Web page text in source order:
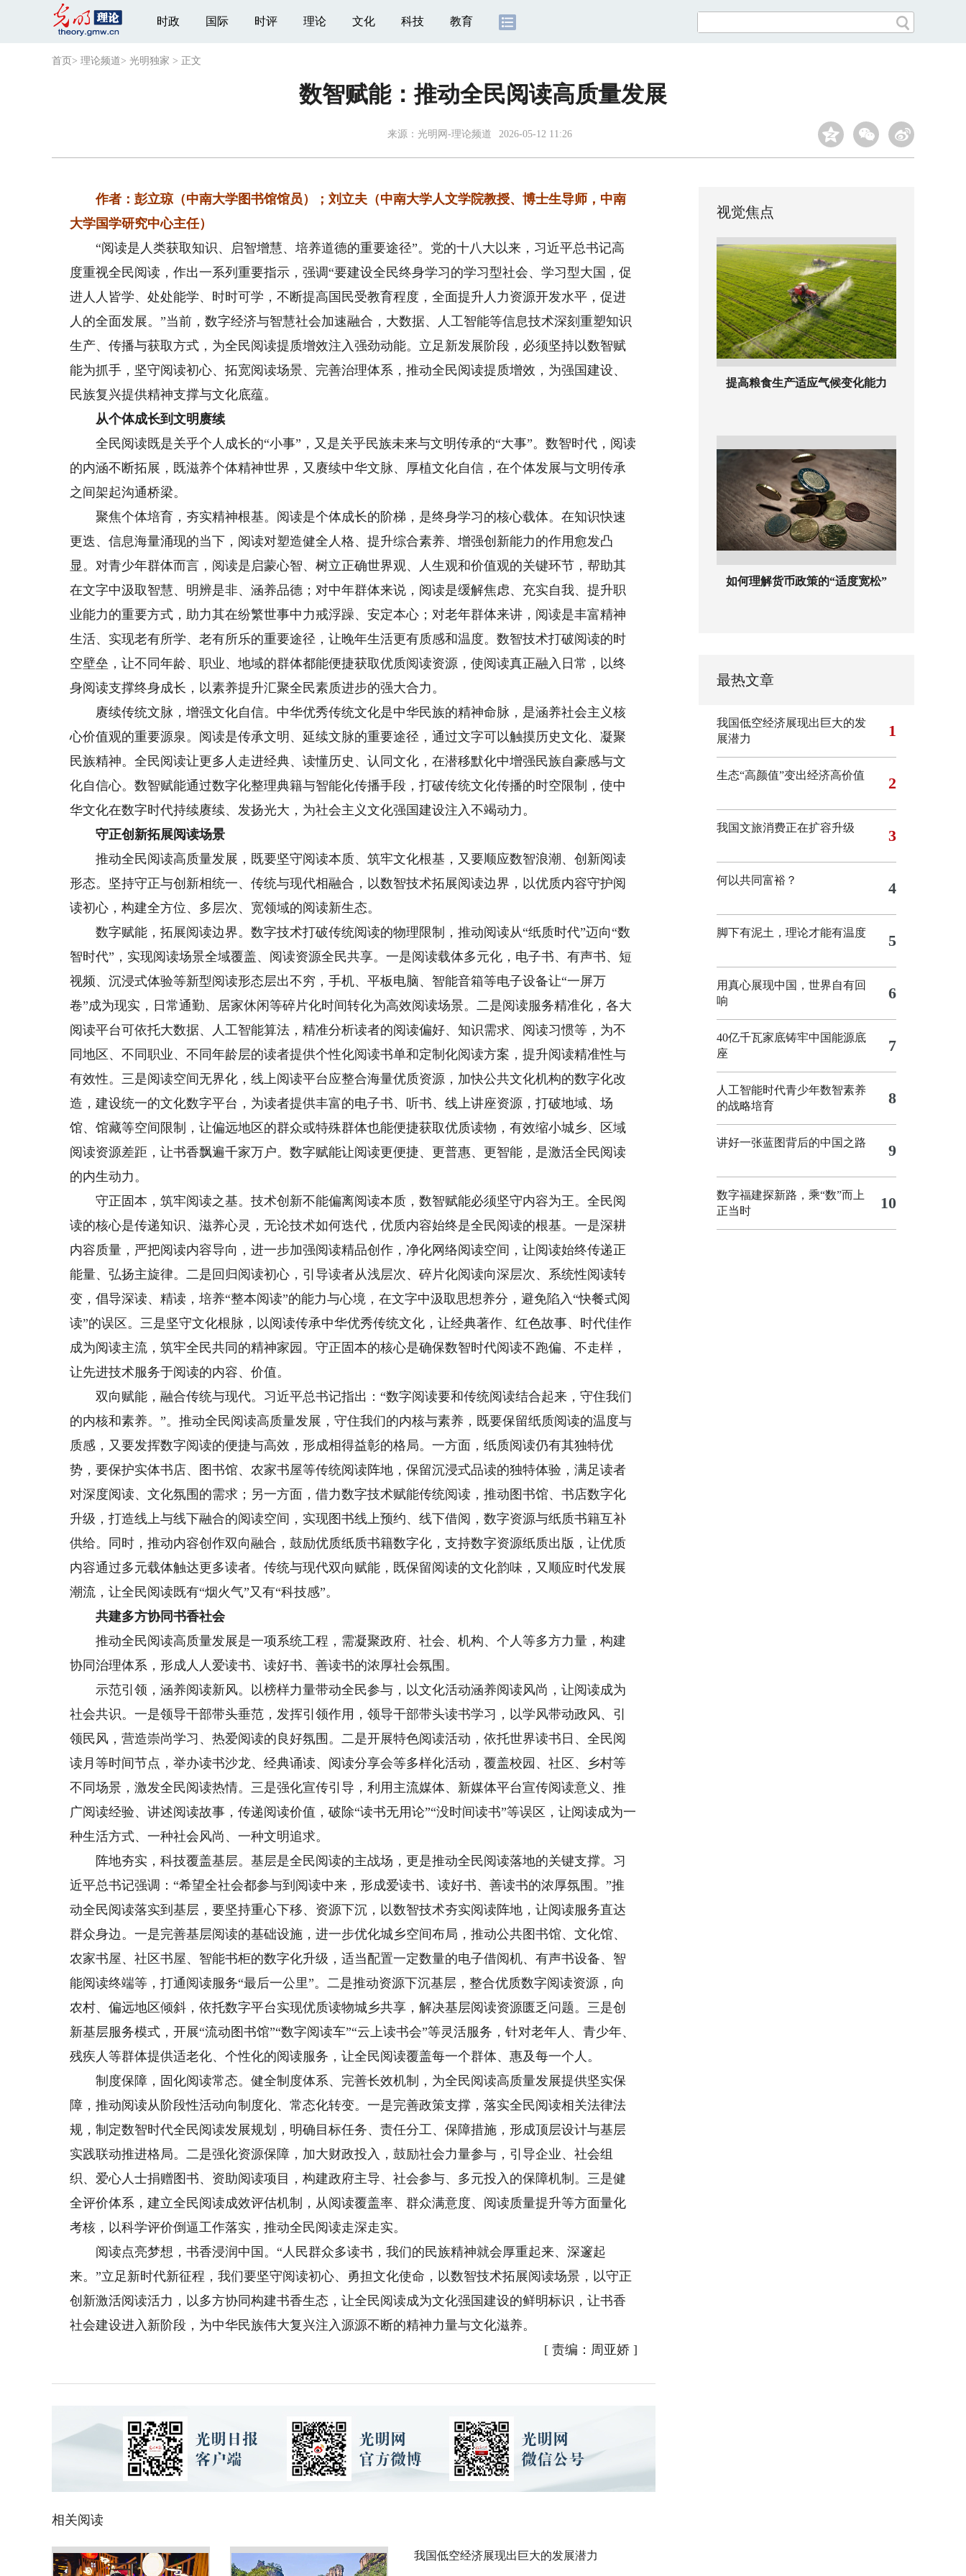
时政 国际 时评 理论 文化 科技 教育
首页 > 理论频道> 光明独家 > 正文
数智赋能：推动全民阅读高质量发展
来源： 光明网-理论频道 2026-05-12 11:26
作者：彭立琼（中南大学图书馆馆员）；刘立夫（中南大学人文学院教授、博士生导师，中南
大学国学研究中心主任）
“阅读是人类获取知识、启智增慧、培养道德的重要途径”。党的十八大以来，习近平总书记高
度重视全民阅读，作出一系列重要指示，强调“要建设全民终身学习的学习型社会、学习型大国，促
进人人皆学、处处能学、时时可学，不断提高国民受教育程度，全面提升人力资源开发水平，促进
人的全面发展。”当前，数字经济与智慧社会加速融合，大数据、人工智能等信息技术深刻重塑知识
生产、传播与获取方式，为全民阅读提质增效注入强劲动能。立足新发展阶段，必须坚持以数智赋
能为抓手，坚守阅读初心、拓宽阅读场景、完善治理体系，推动全民阅读提质增效，为强国建设、
民族复兴提供精神支撑与文化底蕴。
从个体成长到文明赓续
全民阅读既是关乎个人成长的“小事”，又是关乎民族未来与文明传承的“大事”。数智时代，阅读
的内涵不断拓展，既滋养个体精神世界，又赓续中华文脉、厚植文化自信，在个体发展与文明传承
之间架起沟通桥梁。
聚焦个体培育，夯实精神根基。阅读是个体成长的阶梯，是终身学习的核心载体。在知识快速
更迭、信息海量涌现的当下，阅读对塑造健全人格、提升综合素养、增强创新能力的作用愈发凸
显。对青少年群体而言，阅读是启蒙心智、树立正确世界观、人生观和价值观‌的关键环节，帮助其
在文字中汲取智慧、明辨是非、涵养品德；对中年群体来说，阅读是缓解焦虑、充实自我、提升职
业能力的重要方式，助力其在纷繁世事中力戒浮躁、安定本心；对老年群体来讲，阅读是丰富精神
生活、实现老有所学、老有所乐的重要途径，让晚年生活更有质感和温度。数智技术打破阅读的时
空壁垒，让不同年龄、职业、地域的群体都能便捷获取优质阅读资源，使阅读真正融入日常，以终
身阅读支撑终身成长，以素养提升汇聚全民素质进步的强大合力。
赓续传统文脉，增强文化自信。中华优秀传统文化是中华民族的精神命脉，是涵养社会主义核
心价值观的重要源泉。阅读是传承文明、延续文脉的重要途径，通过文字可以触摸历史文化、凝聚
民族精神。全民阅读让更多人走进经典、读懂历史、认同文化，在潜移默化中增强民族自豪感与文
化自信心。数智赋能通过数字化整理典籍与智能化传播手段，打破传统文化传播的时空限制，使中
华文化在数字时代持续赓续、发扬光大，为社会主义文化强国建设注入不竭动力。
守正创新拓展阅读场景
推动全民阅读高质量发展，既要坚守阅读本质、筑牢文化根基，又要顺应数智浪潮、创新阅读
形态。坚持守正与创新相统一、传统与现代相融合，以数智技术拓展阅读边界，以优质内容守护阅
读初心，构建全方位、多层次、宽领域的阅读新生态。
数字赋能，拓展阅读边界。数字技术打破传统阅读的物理限制，推动阅读从“纸质时代”迈向“数
智时代”，实现阅读场景全域覆盖、阅读资源全民共享。一是阅读载体多元化，电子书、有声书、短
视频、沉浸式体验等新型阅读形态层出不穷，手机、平板电脑、智能音箱等电子设备让“一屏万
卷”成为现实，日常通勤、居家休闲等碎片化时间转化为高效阅读场景。二是阅读服务精准化，各大
阅读平台可依托大数据、人工智能算法，精准分析读者的阅读偏好、知识需求、阅读习惯等，为不
同地区、不同职业、不同年龄层的读者提供个性化阅读书单和定制化阅读方案，提升阅读精准性与
有效性。三是阅读空间无界化，线上阅读平台应整合海量优质资源，加快公共文化机构的数字化改
造，建设统一的文化数字平台，为读者提供丰富的电子书、听书、线上讲座资源，打破地域、场
馆、馆藏等空间限制，让偏远地区的群众或特殊群体也能便捷获取优质读物，有效缩小城乡、区域
阅读资源差距，让书香飘遍千家万户。数字赋能让阅读更便捷、更普惠、更智能，是激活全民阅读
的内生动力。
守正固本，筑牢阅读之基。技术创新不能偏离阅读本质，数智赋能必须坚守内容为王。全民阅
读的核心是传递知识、滋养心灵，无论技术如何迭代，优质内容始终是全民阅读的根基。一是深耕
内容质量，严把阅读内容导向，进一步加强阅读精品创作，净化网络阅读空间，让阅读始终传递正
能量、弘扬主旋律。二是回归阅读初心，引导读者从浅层次、碎片化阅读向深层次、系统性阅读转
变，倡导深读、精读，培养“整本阅读”的能力与心境，在文字中汲取思想养分，避免陷入“快餐式阅
读”的误区。三是坚守文化根脉，以阅读传承中华优秀传统文化，让经典著作、红色故事、时代佳作
成为阅读主流，筑牢全民共同的精神家园。守正固本的核心是确保数智时代阅读不跑偏、不走样，
让先进技术服务于阅读的内容、价值。
双向赋能，融合传统与现代。习近平总书记指出：“数字阅读要和传统阅读结合起来，守住我们
的内核和素养。”。推动全民阅读高质量发展，守住我们的内核与素养，既要保留纸质阅读的温度与
质感，又要发挥数字阅读的便捷与高效，形成相得益彰的格局。一方面，纸质阅读仍有其独特优
势，要保护实体书店、图书馆、农家书屋等传统阅读阵地，保留沉浸式品读的独特体验，满足读者
对深度阅读、文化氛围的需求；另一方面，借力数字技术赋能传统阅读，推动图书馆、书店数字化
升级，打造线上与线下融合的阅读空间，实现图书线上预约、线下借阅，数字资源与纸质书籍互补
供给。同时，推动内容创作双向融合，鼓励优质纸质书籍数字化，支持数字资源纸质出版，让优质
内容通过多元载体触达更多读者。传统与现代双向赋能，既保留阅读的文化韵味，又顺应时代发展
潮流，让全民阅读既有“烟火气”又有“科技感”。
共建多方协同书香社会
推动全民阅读高质量发展是一项系统工程，需凝聚政府、社会、机构、个人等多方力量，构建
协同治理体系，形成人人爱读书、读好书、善读书的浓厚社会氛围。
示范引领，涵养阅读新风。以榜样力量带动全民参与，以文化活动涵养阅读风尚，让阅读成为
社会共识。一是领导干部带头垂范，发挥引领作用，领导干部带头读书学习，以学风带动政风、引
领民风，营造崇尚学习、热爱阅读的良好氛围。二是开展特色阅读活动，依托世界读书日、全民阅
读月等时间节点，举办读书沙龙、经典诵读、阅读分享会等多样化活动，覆盖校园、社区、乡村等
不同场景，激发全民阅读热情。三是强化宣传引导，利用主流媒体、新媒体平台宣传阅读意义、推
广阅读经验、讲述阅读故事，传递阅读价值，破除“读书无用论”“没时间读书”等误区，让阅读成为一
种生活方式、一种社会风尚、一种文明追求。
阵地夯实，科技覆盖基层。基层是全民阅读的主战场，更是推动全民阅读落地的关键支撑。习
近平总书记强调：“希望全社会都参与到阅读中来，形成爱读书、读好书、善读书的浓厚氛围。”推
动全民阅读落实到基层，要坚持重心下移、资源下沉，以数智技术夯实阅读阵地，让阅读服务直达
群众身边。一是完善基层阅读的基础设施，进一步优化城乡空间布局，推动公共图书馆、文化馆、
农家书屋、社区书屋、智能书柜的数字化升级，适当配置一定数量的电子借阅机、有声书设备、智
能阅读终端等，打通阅读服务“最后一公里”。二是推动资源下沉基层，整合优质数字阅读资源，向
农村、偏远地区倾斜，依托数字平台实现优质读物城乡共享，解决基层阅读资源匮乏问题。三是创
新基层服务模式，开展“流动图书馆”“数字阅读车”“云上读书会”等灵活服务，针对老年人、青少年、
残疾人等群体提供适老化、个性化的阅读服务，让全民阅读覆盖每一个群体、惠及每一个人。
制度保障，固化阅读常态。健全制度体系、完善长效机制，为全民阅读高质量发展提供坚实保
障，推动阅读从阶段性活动向制度化、常态化转变。一是完善政策支撑，落实全民阅读相关法律法
规，制定数智时代全民阅读发展规划，明确目标任务、责任分工、保障措施，形成顶层设计与基层
实践联动推进格局。二是强化资源保障，加大财政投入，鼓励社会力量参与，引导企业、社会组
织、爱心人士捐赠图书、资助阅读项目，构建政府主导、社会参与、多元投入的保障机制。三是健
全评价体系，建立全民阅读成效评估机制，从阅读覆盖率、群众满意度、阅读质量提升等方面量化
考核，以科学评价倒逼工作落实，推动全民阅读走深走实。
阅读点亮梦想，书香浸润中国。“人民群众多读书，我们的民族精神就会厚重起来、深邃起
来。”立足新时代新征程，我们要坚守阅读初心、勇担文化使命，以数智技术拓展阅读场景，以守正
创新激活阅读活力，以多方协同构建书香生态，让全民阅读成为文化强国建设的鲜明标识，让书香
社会建设进入新阶段，为中华民族伟大复兴注入源源不断的精神力量与文化滋养。
[ 责编：周亚娇 ]
相关阅读
我国低空经济展现出巨大的发展潜力
视觉焦点
提高粮食生产适应气候变化能力
如何理解货币政策的“适度宽松”
最热文章
我国低空经济展现出巨大的发
展潜力
1
生态“高颜值”变出经济高价值 2
我国文旅消费正在扩容升级 3
何以共同富裕？ 4
脚下有泥土，理论才能有温度 5
用真心展现中国，世界自有回
响
6
40亿千瓦家底铸牢中国能源底
座
7
人工智能时代青少年数智素养
的战略培育
8
讲好一张蓝图背后的中国之路 9
数字福建探新路，乘“数”而上
正当时
10